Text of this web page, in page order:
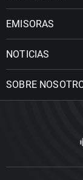
EMISORAS
NOTICIAS
SOBRE